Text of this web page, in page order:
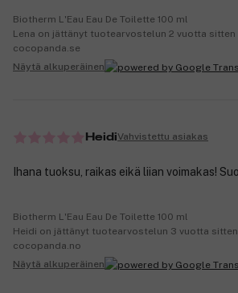
Biotherm L'Eau Eau De Toilette 100 ml
Lena on jättänyt tuotearvostelun 2 vuotta sitten
cocopanda.se
Näytä alkuperäinen
HeidiVahvistettu asiakas
Ihana tuoksu, raikas eikä liian voimakas!
Biotherm L'Eau Eau De Toilette 100 ml
Heidi on jättänyt tuotearvostelun 3 vuotta sitten |
cocopanda.no
Näytä alkuperäinen